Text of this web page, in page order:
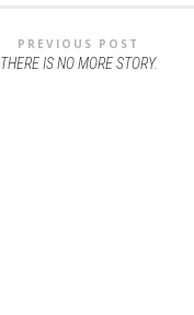
PREVIOUS POST
THERE IS NO MORE STORY.